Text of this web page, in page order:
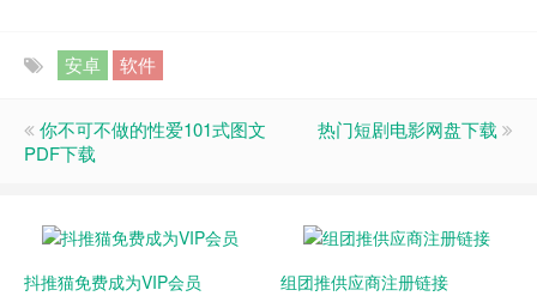
安卓 软件
你不可不做的性爱101式图文
PDF下载
热门短剧电影网盘下载
抖推猫免费成为VIP会员 组团推供应商注册链接